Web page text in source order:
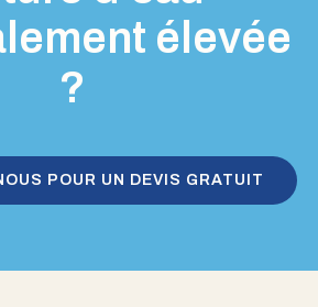
élevée
?
POUR UN DEVIS GRATUIT